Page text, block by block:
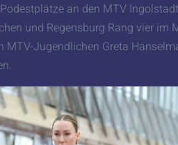
an den MTV
und Regensburg Rang vier im
MTV-Jugendlichen Greta